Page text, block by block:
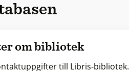
om bibliotek
till Libris-bibliotek.